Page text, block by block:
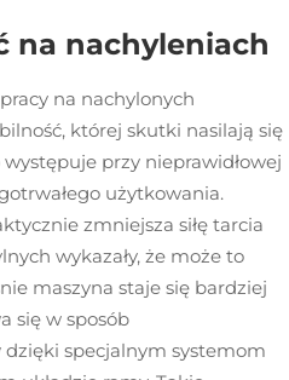
na nachyleniach
na nachylonych
której skutki nasilają się
przy nieprawidłowej
użytkowania.
zmniejsza siłę tarcia
wykazały, że może to
maszyna staje się bardziej
się w sposób
specjalnym systemom